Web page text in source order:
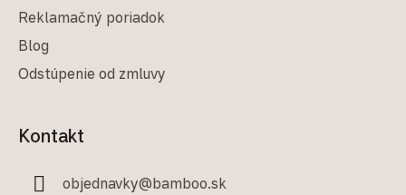
Reklamačný poriadok
Blog
Odstúpenie od zmluvy
Kontakt
objednavky@bamboo.sk